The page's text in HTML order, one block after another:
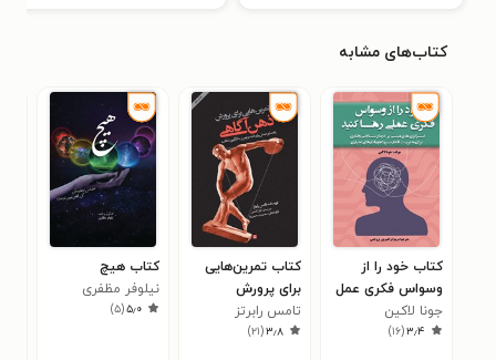
کتاب‌های مشابه
کتاب خود را از
وسواس فکری عمل
رها کنید
جونا لاکین
۳٫۴(۱۶)
کتاب تمرین‌هایی
برای پرورش
ذهن‌آگاهی
تامس رابرتز
۳٫۸(۲۱)
کتاب هیچ
نیلوفر مظفری
۵٫۰(۵)